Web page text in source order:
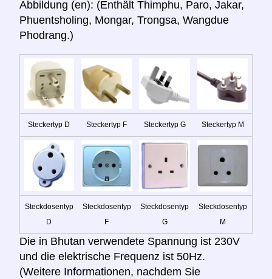
Abbildung (en): (Enthält Thimphu, Paro, Jakar,
Phuentsholing, Mongar, Trongsa, Wangdue
Phodrang.)
Steckertyp D Steckertyp F Steckertyp G Steckertyp M
Steckdosentyp
D
Steckdosentyp
F
Steckdosentyp
G
Steckdosentyp
M
Die in Bhutan verwendete Spannung ist 230V
und die elektrische Frequenz ist 50Hz.
(Weitere Informationen, nachdem Sie